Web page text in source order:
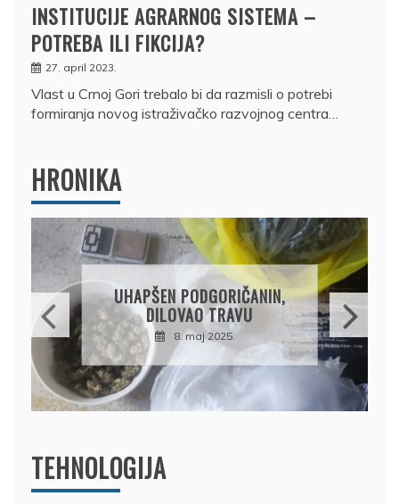
INSTITUCIJE AGRARNOG SISTEMA –
POTREBA ILI FIKCIJA?
27. april 2023.
Vlast u Crnoj Gori trebalo bi da razmisli o potrebi
formiranja novog istraživačko razvojnog centra…
HRONIKA
DRŽAVLJANIN RUSIJE
OSUMNJIČEN DA JE
PRODAO TUĐI BMW,
DRŽAVU NAPUSTIO
BRODOM
12. februar 2025.
TEHNOLOGIJA